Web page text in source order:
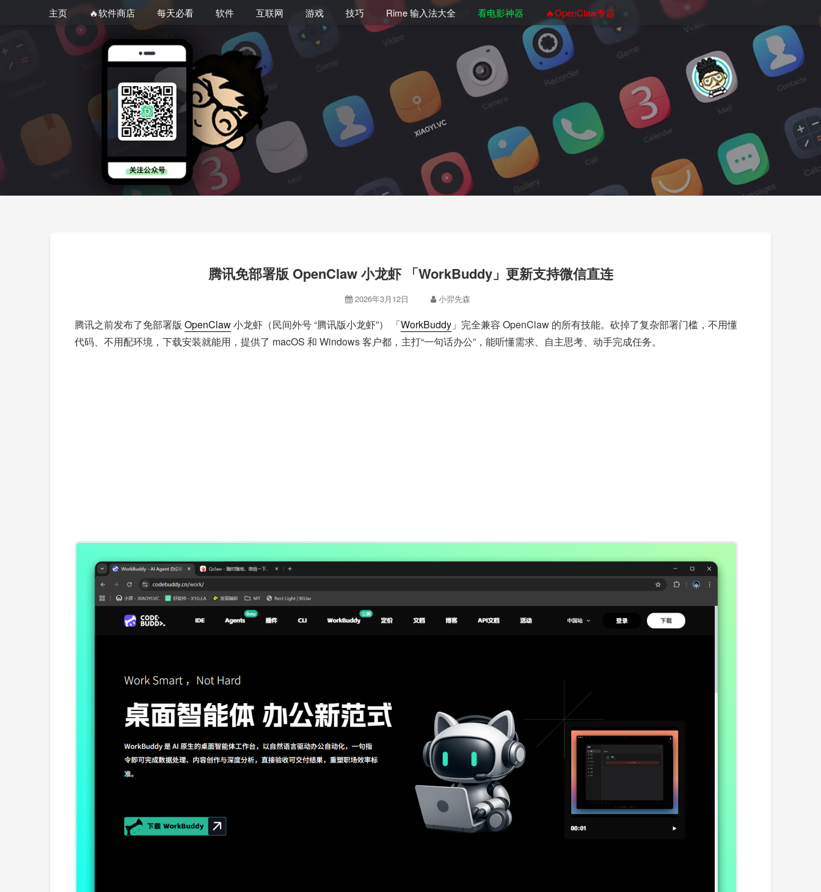
主页 🔥软件商店 每天必看 软件 互联网 游戏 技巧 Rime 输入法大全 看电影神器 🔥OpenClaw专题
腾讯免部署版 OpenClaw 小龙虾 「WorkBuddy」更新支持微信直连
2026年3月12日 小羿先森
腾讯之前发布了免部署版 OpenClaw小龙虾（民间外号 “腾讯版小龙虾”） 「WorkBuddy 」完全兼容 OpenClaw 的所有技能。砍掉了复杂部署门槛，不用懂
代码、不用配环境，下载安装就能用，提供了 macOS 和 Windows 客户都，主打“一句话办公”，能听懂需求、自主思考、动手完成任务。